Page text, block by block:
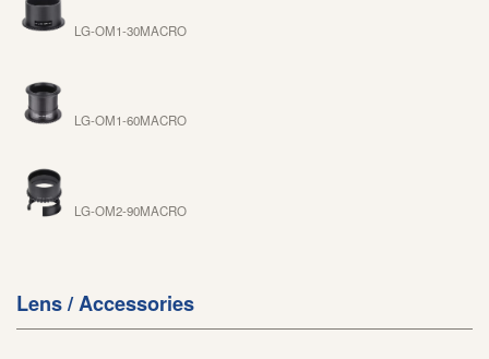
LG-OM1-30MACRO
LG-OM1-60MACRO
LG-OM2-90MACRO
Lens / Accessories